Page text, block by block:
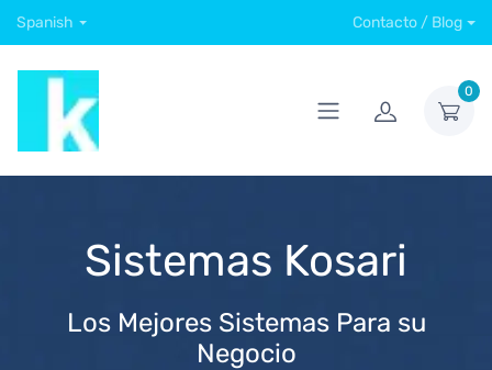
Spanish Contacto / Blog
0
Sistemas Kosari
Los Mejores Sistemas Para su
Negocio